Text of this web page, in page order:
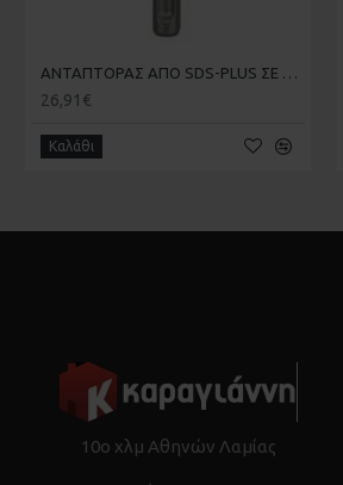
Ρύθμιση του βάθους κοπής
Για δεξιόχειρες και αριστερόχειρεςΑΝΤΑΠΤΟΡΑΣ ΑΠΟ SDS-PLUS ΣΕ ΜΥΤΗ 1/4 ΜΕ ΜΑΓΝΗΤΗ BOSCH 2607000206
26,91€
Καλάθι
10ο χλμ Αθηνών Λαμίας